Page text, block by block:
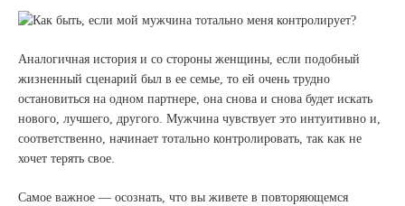
Аналогичная история и со стороны женщины, если подобный
жизненный сценарий был в ее семье, то ей очень трудно
остановиться на одном партнере, она снова и снова будет искать
нового, лучшего, другого. Мужчина чувствует это интуитивно и,
соответственно, начинает тотально контролировать, так как не
хочет терять свое.
Самое важное — осознать, что вы живете в повторяющемся